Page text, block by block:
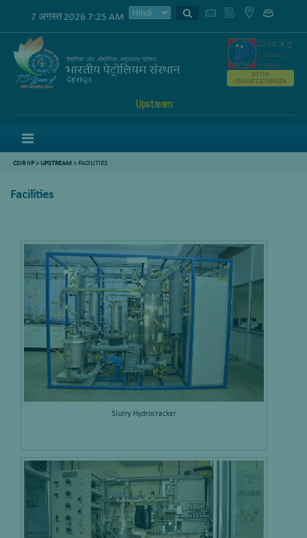
7 अगस्त 2026 7:25 AM
Upstream
GSTIN
05AAATC2716R2ZK
CSIR IIP> UPSTREAM > FACILITIES
Facilities
Slurry Hydrocracker